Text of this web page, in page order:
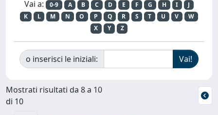
Vai a: 0-9 A B C D E F G H I
J
K
L M N O P Q R S T U V
W
X
Y Z
o inserisci le iniziali:
Mostrati risultati da 8 a 10
di 10